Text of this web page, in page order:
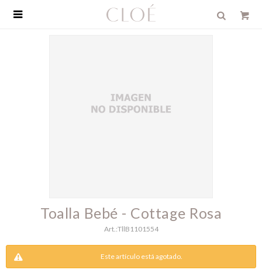

Toalla Bebé - Cottage Rosa
TllB1101554
Este artículo está agotado.